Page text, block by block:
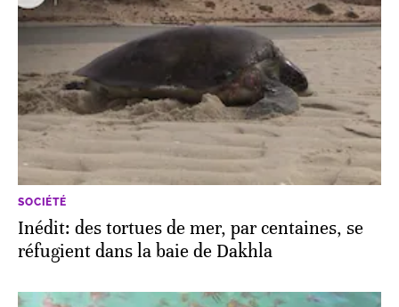
SOCIÉTÉ
Inédit: des tortues de mer, par centaines, se
réfugient dans la baie de Dakhla